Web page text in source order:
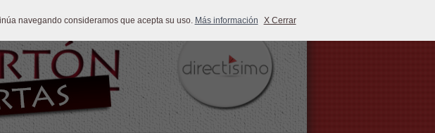
navegando consideramos que acepta su uso. Más información X Cerrar